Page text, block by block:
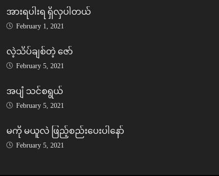
အားရပါးရ ရှိလှပါတယ်
February 1, 2021
လဲ့သိပ်ချစ်တဲ့ ဇော်
February 5, 2021
အပျံ သင်စရွယ်
February 5, 2021
မကို မယူလဲ ဖြည့်စည်းပေးပါနော်
February 5, 2021